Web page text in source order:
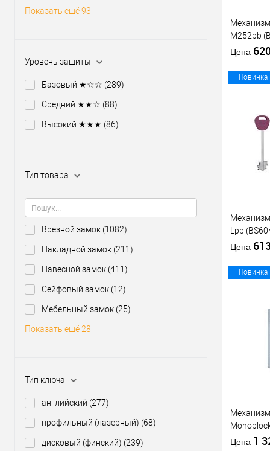
Показать ещё 93
Уровень защиты
Базовый ★☆☆ (289)
Средний ★★☆ (88)
Высокий ★★★ (86)
Тип товара
Врезной замок (1082)
Накладной замок (211)
Навесной замок (411)
Сейфовый замок (12)
Мебельный замок (25)
Показать ещё 28
Тип ключа
английский (277)
профильный (лазерный) (68)
дисковый (финский) (239)
M252pb
никель
Цена
В
Материал
Межосевое
Новинка
Lpb
5 ключей
Цена
В
Новинка
матовый
Цена 1